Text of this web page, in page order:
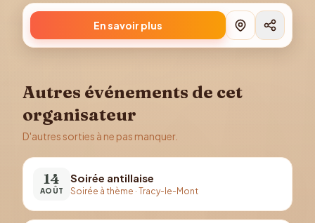
En savoir plus
Autres événements de cet
organisateur
D'autres sorties à ne pas manquer.
14
AOÛT
Soirée antillaise
Soirée à thème · Tracy-le-Mont